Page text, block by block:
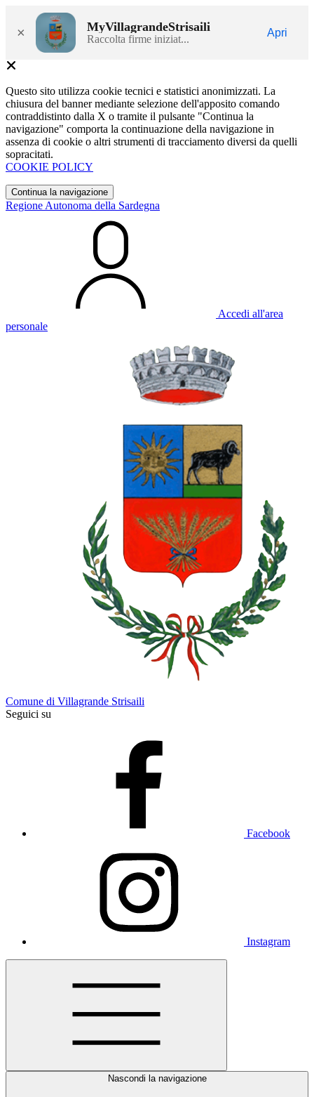
× MyVillagrandeStrisaili
Raccolta firme iniziat...
Apri
Questo sito utilizza cookie tecnici e statistici anonimizzati. La
chiusura del banner mediante selezione dell'apposito comando
contraddistinto dalla X o tramite il pulsante "Continua la
navigazione" comporta la continuazione della navigazione in
assenza di cookie o altri strumenti di tracciamento diversi da quelli
sopracitati.
COOKIE POLICY
Continua la navigazione
Regione Autonoma della Sardegna
Accedi all'area
personale
Comune di Villagrande Strisaili
Seguici su
Facebook
Instagram
Nascondi la navigazione